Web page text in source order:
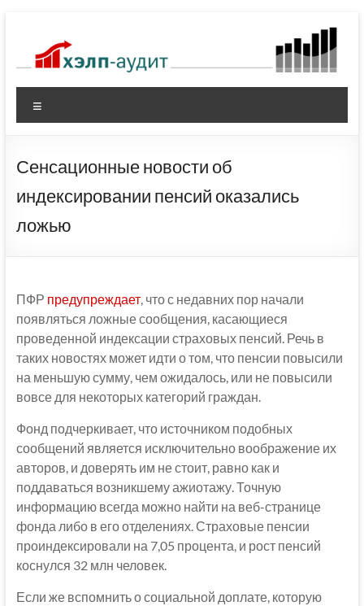
содержимому
Сенсационные новости об
индексировании пенсий оказались
ложью
ПФР предупреждает, что с недавних пор начали
появляться ложные сообщения, касающиеся
проведенной индексации страховых пенсий. Речь в
таких новостях может идти о том, что пенсии повысили
на меньшую сумму, чем ожидалось, или не повысили
вовсе для некоторых категорий граждан.
Фонд подчеркивает, что источником подобных
сообщений является исключительно воображение их
авторов, и доверять им не стоит, равно как и
поддаваться возникшему ажиотажу. Точную
информацию всегда можно найти на веб-странице
фонда либо в его отделениях. Страховые пенсии
проиндексировали на 7,05 процента, и рост пенсий
коснулся 32 млн человек.
Если же вспомнить о социальной доплате, которую